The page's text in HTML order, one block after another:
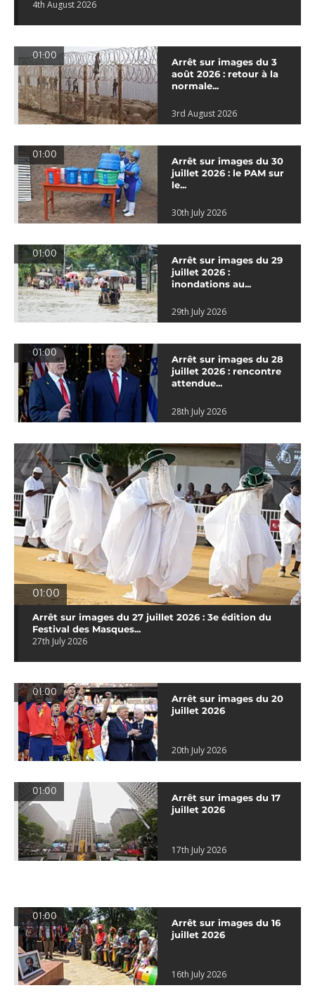
4th August 2026
01:00
Arrêt sur images du 3
août 2026 : retour à la
normale...
3rd August 2026
01:00
Arrêt sur images du 30
juillet 2026 : le PAM sur
le...
30th July 2026
01:00
Arrêt sur images du 29
juillet 2026 :
inondations au...
29th July 2026
01:00
Arrêt sur images du 28
juillet 2026 : rencontre
attendue...
28th July 2026
01:00
Arrêt sur images du 27 juillet 2026 : 3e édition du
Festival des Masques...
27th July 2026
01:00
Arrêt sur images du 20
juillet 2026
20th July 2026
01:00
Arrêt sur images du 17
juillet 2026
17th July 2026
01:00
Arrêt sur images du 16
juillet 2026
16th July 2026